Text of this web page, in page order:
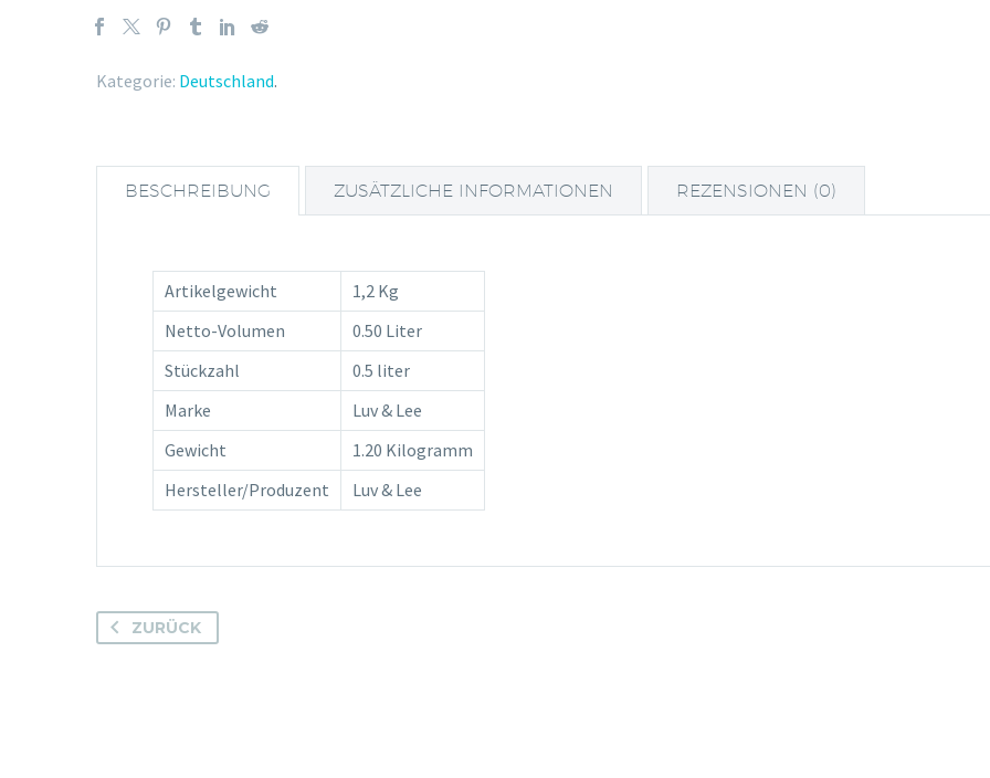
Kategorie: Deutschland.
BESCHREIBUNG ZUSÄTZLICHE INFORMATIONEN REZENSIONEN (0)
Artikelgewicht
1,2 Kg
Netto-Volumen
0.50 Liter
Stückzahl
0.5 liter
Marke
Luv & Lee
Gewicht
1.20 Kilogramm
Hersteller/Produzent
Luv & Lee
ZURÜCK